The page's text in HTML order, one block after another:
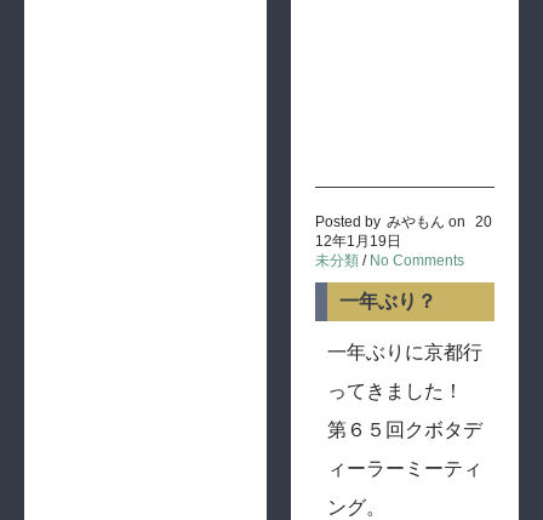
Posted by みやもん on
20
12年1月19日
未分類 / No Comments
一年ぶり？
一年ぶりに京都行
ってきました！
第６５回クボタデ
ィーラーミーティ
ング。